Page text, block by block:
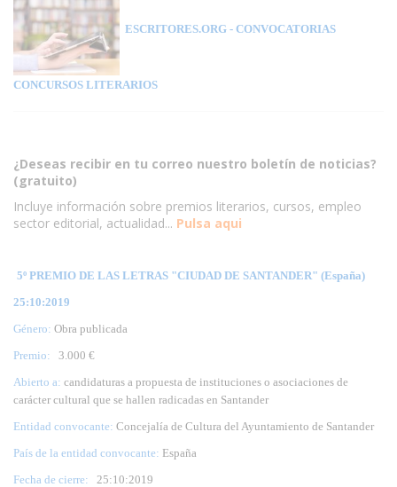
ESCRITORES.ORG - CONVOCATORIAS
CONCURSOS LITERARIOS
¿Deseas recibir en tu correo nuestro boletín de noticias?
(gratuito)
Incluye información sobre premios literarios, cursos, empleo
sector editorial, actualidad... Pulsa aqui
5º PREMIO DE LAS LETRAS "CIUDAD DE SANTANDER" (España)
25:10:2019
Género: Obra publicada
Premio:
3.000 €
Abierto a: candidaturas a propuesta de instituciones o asociaciones de
carácter cultural que se hallen radicadas en Santander
Entidad convocante: Concejalía de Cultura del Ayuntamiento de Santander
País de la entidad convocante: España
Fecha de cierre: 25:10:2019